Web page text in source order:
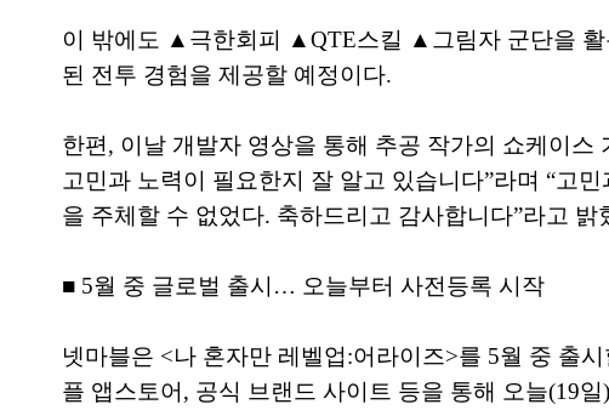
이 밖에도 ▲극한회피 ▲QTE스킬 ▲그림자 군단을 활
된 전투 경험을 제공할 예정이다.
한편, 이날 개발자 영상을 통해 추공 작가의 쇼케이
고민과 노력이 필요한지 잘 알고 있습니다”라며 “고
을 주체할 수 없었다. 축하드리고 감사합니다”라고 밝
■ 5월 중 글로벌 출시… 오늘부터 사전등록 시작
넷마블은 <나 혼자만 레벨업:어라이즈>를 5월 중 출
플 앱스토어, 공식 브랜드 사이트 등을 통해 오늘(19